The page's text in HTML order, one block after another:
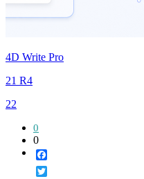
4D Write Pro
21 R4
22
0
0